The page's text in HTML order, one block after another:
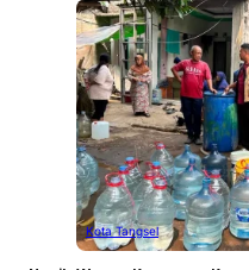
Kota Tangsel